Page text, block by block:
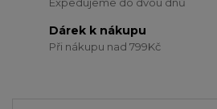
Expedujeme do dvou dnů
Dárek k nákupu
Při nákupu nad 799Kč